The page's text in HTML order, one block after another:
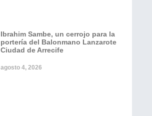
Ibrahim Sambe, un cerrojo para la
portería del Balonmano Lanzarote
Ciudad de Arrecife
agosto 4, 2026